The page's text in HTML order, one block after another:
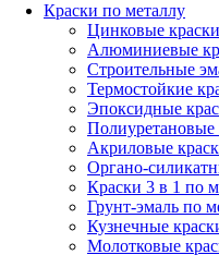
Краски по металлу
Цинковые краски
Алюминиевые
Строительные
Термостойкие
Эпоксидные
Полиуретановые
Акриловые
Органо-
Краски 3 в 1 по
Грунт-эмаль по
Кузнечные
Молотковые